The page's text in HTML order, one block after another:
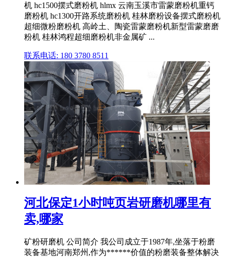
机 hc1500摆式磨粉机 hlmx 云南玉溪市雷蒙磨粉机重钙
磨粉机 hc1300开路系统磨粉机 桂林磨粉设备摆式磨粉机
超细微粉磨粉机 高岭土、陶瓷雷蒙磨粉机新型雷蒙磨磨
粉机 桂林鸿程超细磨粉机非金属矿 ...
联系电话: 180 3780 8511
河北保定1小时吨页岩研磨机哪里有
卖,哪家
矿粉研磨机 公司简介 我公司成立于1987年,坐落于粉磨
装备基地河南郑州,作为******价值的粉磨装备整体解决